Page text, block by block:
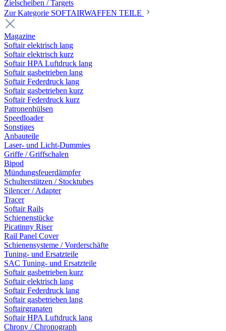
Zielscheiben / Targets
Zur Kategorie SOFTAIRWAFFEN TEILE
Magazine
Softair elektrisch lang
Softair elektrisch kurz
Softair HPA Luftdruck lang
Softair gasbetrieben lang
Softair Federdruck lang
Softair gasbetrieben kurz
Softair Federdruck kurz
Patronenhülsen
Speedloader
Sonstiges
Anbauteile
Laser- und Licht-Dummies
Griffe / Griffschalen
Bipod
Mündungsfeuerdämpfer
Schulterstützen / Stocktubes
Silencer / Adapter
Tracer
Softair Rails
Schienenstücke
Picatinny Riser
Rail Panel Cover
Schienensysteme / Vorderschäfte
Tuning- und Ersatzteile
SAC Tuning- und Ersatzteile
Softair gasbetrieben kurz
Softair elektrisch lang
Softair Federdruck lang
Softair gasbetrieben lang
Softairgranaten
Softair HPA Luftdruck lang
Chrony / Chronograph